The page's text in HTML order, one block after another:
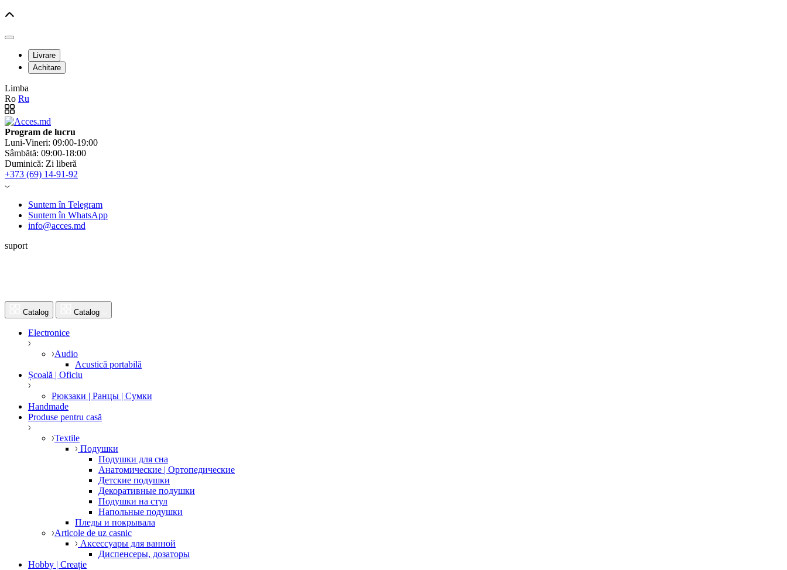
Livrare
Achitare
Limba
Ro Ru
Program de lucru
Luni-Vineri: 09:00-19:00
Sâmbătă: 09:00-18:00
Duminică: Zi liberă
+373 (69) 14-91-92
Suntem în Telegram
Suntem în WhatsApp
info@acces.md
suport
Catalog Catalog
Electronice
Audio
Acustică portabilă
Școală | Oficiu
Рюкзаки | Ранцы | Сумки
Handmade
Produse pentru casă
Textile
Подушки
Подушки для сна
Анатомические | Ортопедические
Детские подушки
Декоративные подушки
Подушки на стул
Напольные подушки
Пледы и покрывала
Articole de uz casnic
Аксессуары для ванной
Диспенсеры, дозаторы
Hobby | Creație